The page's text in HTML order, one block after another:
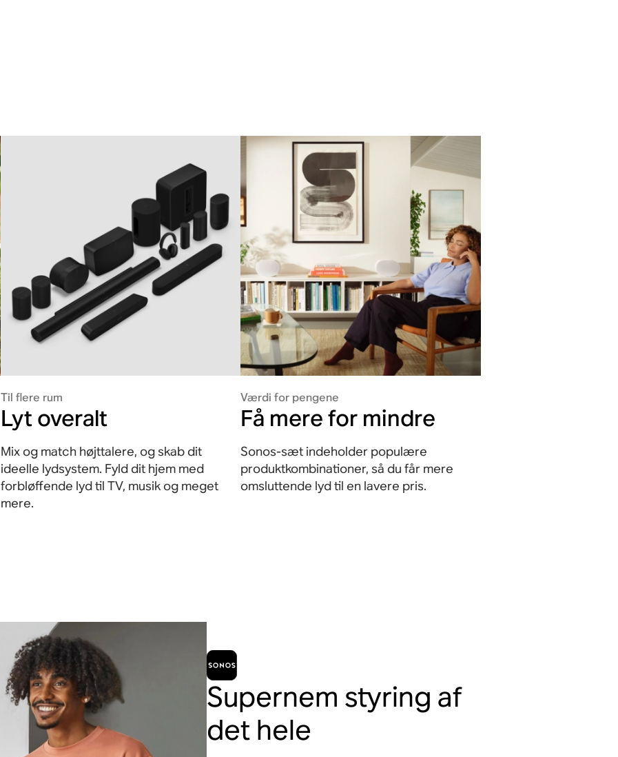
Til flere rum
Lyt overalt
Mix og match højttalere, og skab dit
ideelle lydsystem. Fyld dit hjem med
forbløffende lyd til TV, musik og meget
mere.
Værdi for pengene
Få mere for mindre
Sonos-sæt indeholder populære
produktkombinationer, så du får mere
omsluttende lyd til en lavere pris.
Supernem styring af
det hele